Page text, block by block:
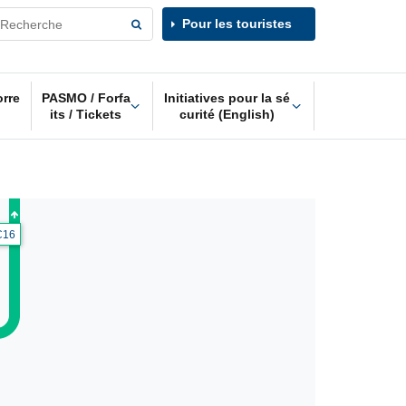
PASMO / Forfa
its / Tickets
Initiatives pour la sé
curité (English)
Pour les touristes